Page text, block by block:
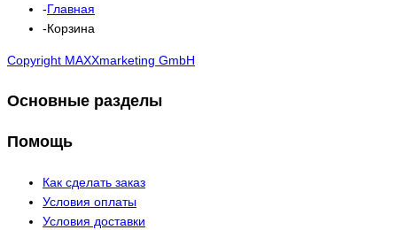
Главная
Корзина
Copyright MAXXmarketing GmbH
Основные разделы
Помощь
Как сделать заказ
Условия оплаты
Условия доставки